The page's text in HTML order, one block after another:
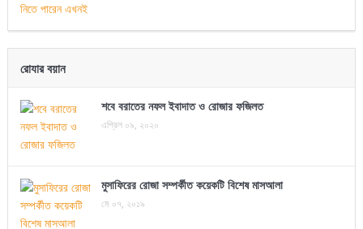
রোযার বয়ান
শবে বরাতের নফল ইবাদাত ও রোজার ফজিলত
এপ্রিল ০৯, ২০২০
মুসাফিরের রোজা সম্পর্কীত কয়েকটি বিশেষ মাসআলা
মে ০৭, ২০১৯